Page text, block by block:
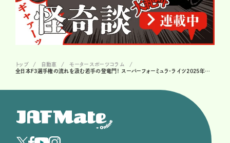
トップ 自動車
モータースポーツコラム
全日本F3選手権の流れを汲む若手の登竜門！ スーパーフォーミュラ・ライツ2025年の総括と2026年の展望